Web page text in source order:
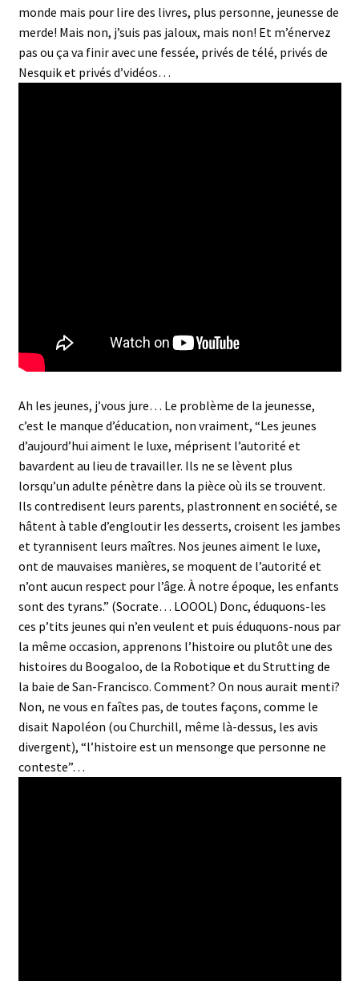
monde mais pour lire des livres, plus personne, jeunesse de
merde! Mais non, j’suis pas jaloux, mais non! Et m’énervez
pas ou ça va finir avec une fessée, privés de télé, privés de
Nesquik et privés d’vidéos…
Ah les jeunes, j’vous jure… Le problème de la jeunesse,
c’est le manque d’éducation, non vraiment, “Les jeunes
d’aujourd’hui aiment le luxe, méprisent l’autorité et
bavardent au lieu de travailler. Ils ne se lèvent plus
lorsqu’un adulte pénètre dans la pièce où ils se trouvent.
Ils contredisent leurs parents, plastronnent en société, se
hâtent à table d’engloutir les desserts, croisent les jambes
et tyrannisent leurs maîtres. Nos jeunes aiment le luxe,
ont de mauvaises manières, se moquent de l’autorité et
n’ont aucun respect pour l’âge. À notre époque, les enfants
sont des tyrans.” (Socrate… LOOOL) Donc, éduquons-les
ces p’tits jeunes qui n’en veulent et puis éduquons-nous par
la même occasion, apprenons l’histoire ou plutôt une des
histoires du Boogaloo, de la Robotique et du Strutting de
la baie de San-Francisco. Comment? On nous aurait menti?
Non, ne vous en faîtes pas, de toutes façons, comme le
disait Napoléon (ou Churchill, même là-dessus, les avis
divergent), “l’histoire est un mensonge que personne ne
conteste”…